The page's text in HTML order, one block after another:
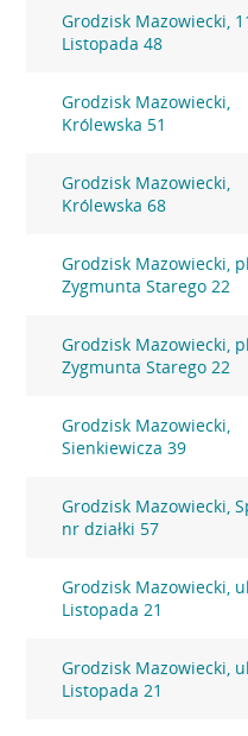
Grodzisk Mazowiecki,
Listopada 48
Grodzisk Mazowiecki,
Królewska 51
Grodzisk Mazowiecki,
Królewska 68
Grodzisk Mazowiecki,
Zygmunta Starego 22
Grodzisk Mazowiecki,
Zygmunta Starego 22
Grodzisk Mazowiecki,
Sienkiewicza 39
Grodzisk Mazowiecki,
nr działki 57
Grodzisk Mazowiecki,
Listopada 21
Grodzisk Mazowiecki,
Listopada 21